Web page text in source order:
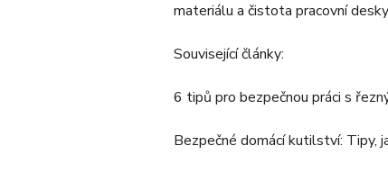
materiálu a čistota pracovní
Související články:
6 tipů pro bezpečnou práci s
Bezpečné domácí kutilství: Tipy,